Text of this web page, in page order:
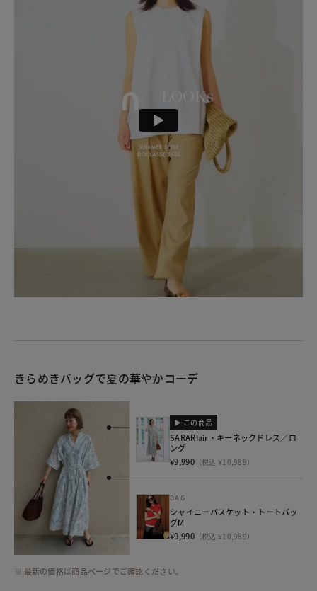
きらめきバッグで夏の華やかコーデ
▶ この商品
SARARIair・キーネックドレス／ロ
ング
¥9,990（税込 ¥10,989）
BAG
シャイニーバスケット・トートバッ
グM
¥9,990（税込 ¥10,989）
※ 最新の価格は商品ページでご確認ください。